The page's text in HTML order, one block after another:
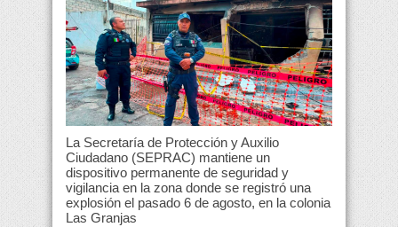
La Secretaría de Protección y Auxilio
Ciudadano (SEPRAC) mantiene un
dispositivo permanente de seguridad y
vigilancia en la zona donde se registró una
explosión el pasado 6 de agosto, en la colonia
Las Granjas